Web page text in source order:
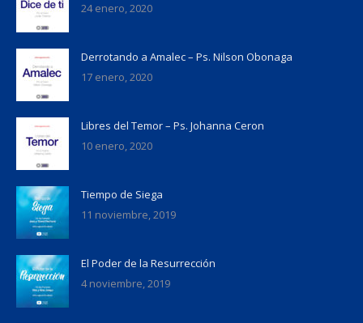
24 enero, 2020
Derrotando a Amalec – Ps. Nilson Obonaga
17 enero, 2020
Libres del Temor – Ps. Johanna Ceron
10 enero, 2020
Tiempo de Siega
11 noviembre, 2019
El Poder de la Resurrección
4 noviembre, 2019